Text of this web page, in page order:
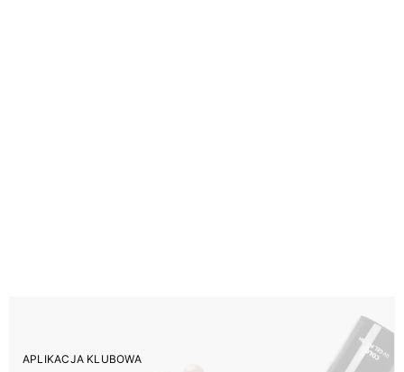
APLIKACJA KLUBOWA